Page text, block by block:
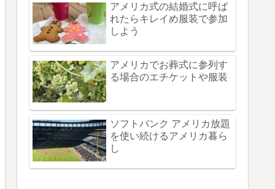
アメリカ式の結婚式に呼ば
れたらキレイめ服装で参加
しよう
アメリカでお葬式に参列す
る場合のエチケットや服装
ソフトバンク アメリカ放題
を使い続けるアメリカ暮ら
し